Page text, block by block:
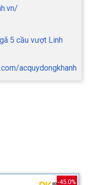
5 cầu vượt Linh
acquydongkhanh
-45.0%